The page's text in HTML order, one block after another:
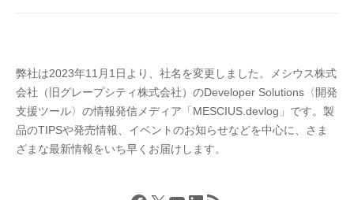
送
り
弊社は2023年11月1日より、社名を変更しました。メシウス株式
会社（旧グレープシティ株式会社）のDeveloper Solutions〈開発
支援ツール〉の情報発信メディア「MESCIUS.devlog」です。製
品のTIPSや発売情報、イベントのお知らせなどを中心に、さま
ざまな最新情報をいち早くお届けします。